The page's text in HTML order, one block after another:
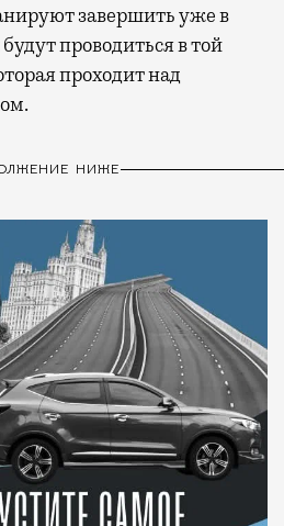
завершить уже в
проводиться в той
проходит над
НИЖЕ